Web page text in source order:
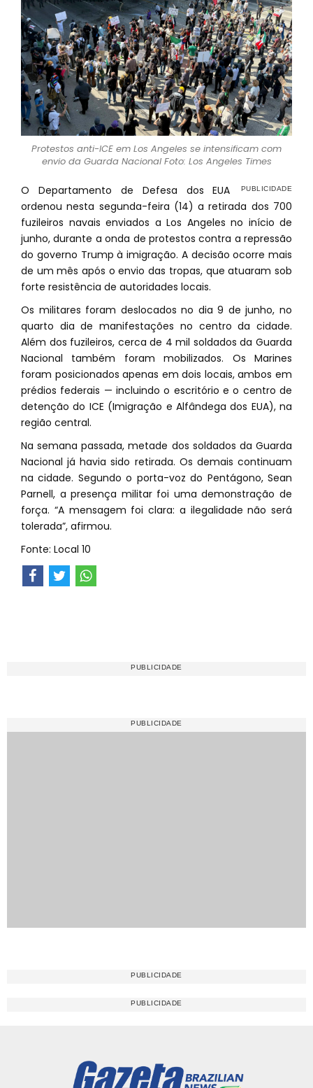
Protestos anti-ICE em Los Angeles se intensificam com
envio da Guarda Nacional Foto: Los Angeles Times
O Departamento de Defesa dos EUA
ordenou nesta segunda-feira (14) a retirada dos 700
fuzileiros navais enviados a Los Angeles no início de
junho, durante a onda de protestos contra a repressão
do governo Trump à imigração. A decisão ocorre mais
de um mês após o envio das tropas, que atuaram sob
forte resistência de autoridades locais.
Os militares foram deslocados no dia 9 de junho, no
quarto dia de manifestações no centro da cidade.
Além dos fuzileiros, cerca de 4 mil soldados da Guarda
Nacional também foram mobilizados. Os Marines
foram posicionados apenas em dois locais, ambos em
prédios federais — incluindo o escritório e o centro de
detenção do ICE (Imigração e Alfândega dos EUA), na
região central.
Na semana passada, metade dos soldados da Guarda
Nacional já havia sido retirada. Os demais continuam
na cidade. Segundo o porta-voz do Pentágono, Sean
Parnell, a presença militar foi uma demonstração de
força. “A mensagem foi clara: a ilegalidade não será
tolerada”, afirmou.
Fonte: Local 10